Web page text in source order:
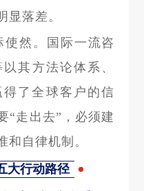
显落差。
使然。国际一流咨
其方法论体系、
了全球客户的信
“走出去”，必须建
和自律机制。
大行动路径